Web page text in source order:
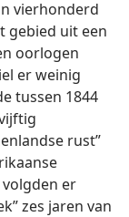
vierhonderd
gebied uit een
oorlogen
er weinig
tussen 1844
rust”
er
zes jaren van